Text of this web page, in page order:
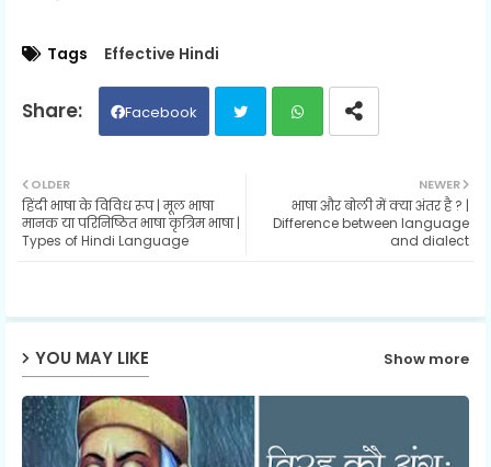
Tags Effective Hindi
Facebook
ter ats
NEWER
भाषा और बोली में क्या अंतर है ? |
Difference between language
and dialect
OLDER
हिंदी भाषा के विविध रूप | मूल भाषा
मानक या परिनिष्ठित भाषा कृत्रिम भाषा |
Types of Hindi Language
YOU MAY LIKE Show more